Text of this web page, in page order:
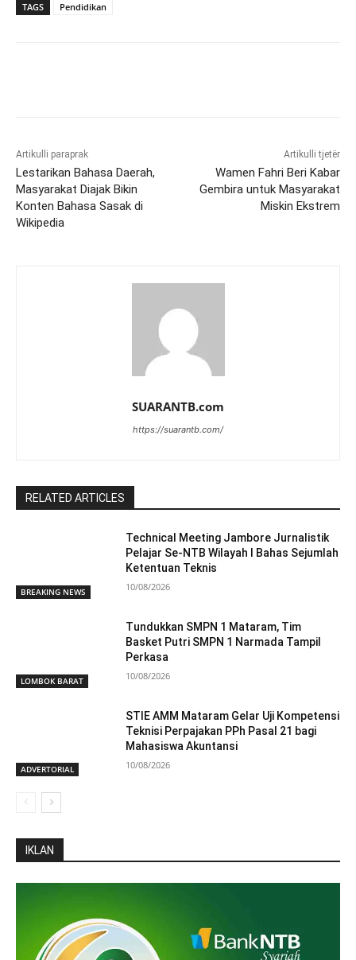
TAGS Pendidikan
Artikulli paraprak
Lestarikan Bahasa Daerah,
Masyarakat Diajak Bikin
Konten Bahasa Sasak di
Wikipedia
Artikulli tjetër
Wamen Fahri Beri Kabar
Gembira untuk Masyarakat
Miskin Ekstrem
SUARANTB.com
https://suarantb.com/
RELATED ARTICLES
BREAKING NEWS
Technical Meeting Jambore Jurnalistik
Pelajar Se-NTB Wilayah I Bahas Sejumlah
Ketentuan Teknis
10/08/2026
LOMBOK BARAT
Tundukkan SMPN 1 Mataram, Tim
Basket Putri SMPN 1 Narmada Tampil
Perkasa
10/08/2026
ADVERTORIAL
STIE AMM Mataram Gelar Uji Kompetensi
Teknisi Perpajakan PPh Pasal 21 bagi
Mahasiswa Akuntansi
10/08/2026
IKLAN